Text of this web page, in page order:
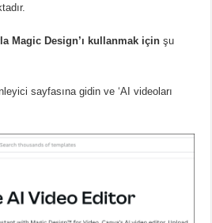
Magic Design’ı kullanmak için şu
sayfasına gidin ve ‘AI videoları